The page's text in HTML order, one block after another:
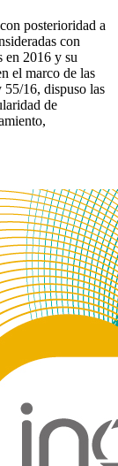
posterioridad a
con
en 2016 y su
el marco de las
55/16, dispuso las
de